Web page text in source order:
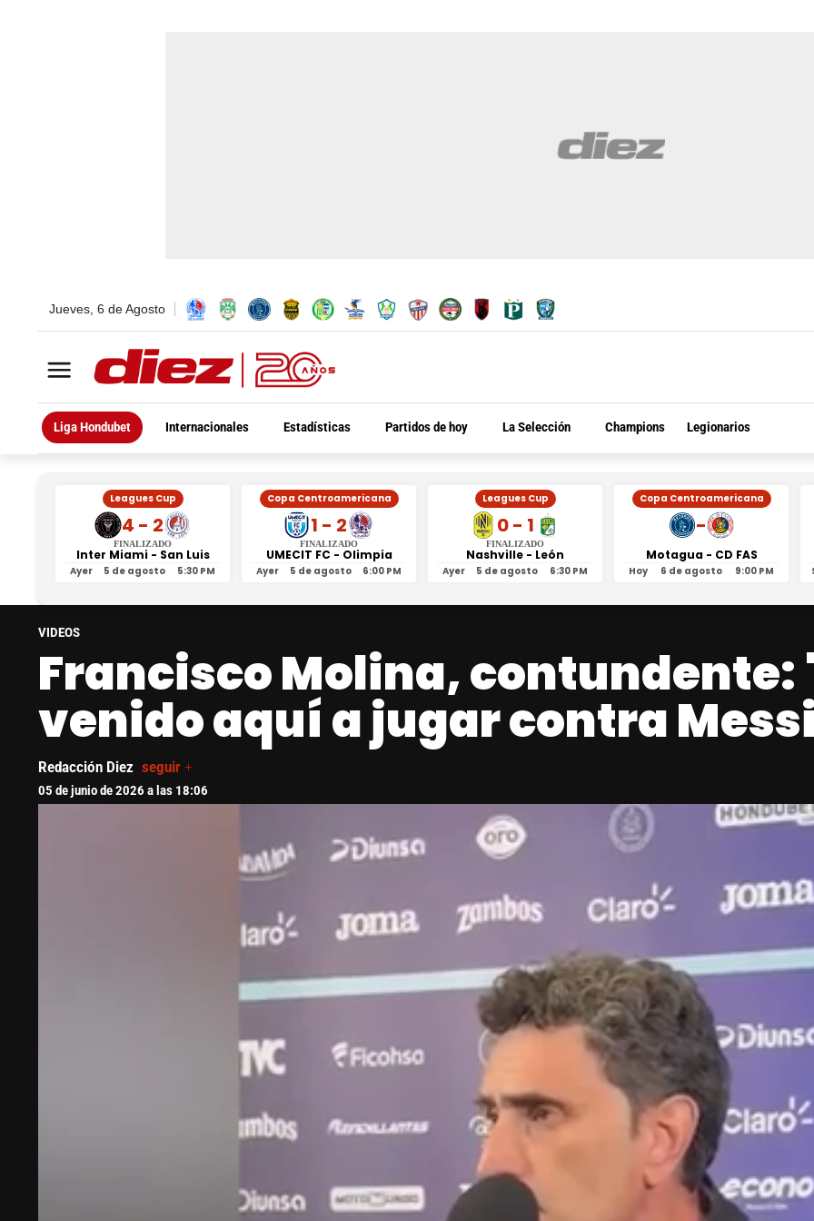
Jueves, 6 de Agosto
Liga Hondubet Internacionales Estadísticas Partidos de hoy La Selección Champions Legionarios
Leagues Cup
4 - 2
FINALIZADO
Inter Miami - San Luis
Ayer 5 de agosto 5:30 PM
Copa Centroamericana
1 - 2
FINALIZADO
UMECIT FC - Olimpia
Ayer 5 de agosto 6:00 PM
Leagues Cup
0 - 1
FINALIZADO
Nashville - León
Ayer 5 de agosto 6:30 PM
Copa Centroamericana
-
Motagua - CD FAS
Hoy 6 de agosto 9:00 PM
VIDEOS
Francisco Molina, contundente:
venido aquí a jugar contra
Redacción Diez seguir +
05 de junio de 2026 a las 18:06